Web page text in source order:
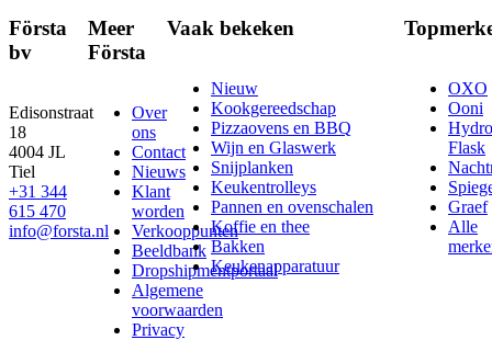
Första
bv
Edisonstraat
18
4004 JL
Tiel
+31 344
615 470
info@forsta.nl
Meer
Första
Over
ons
Contact
Nieuws
Klant
worden
Verkooppunten
Beeldbank
Dropshipmentportaal
Algemene
voorwaarden
Privacy
Vaak bekeken
Nieuw
Kookgereedschap
Pizzaovens en BBQ
Wijn en Glaswerk
Snijplanken
Keukentrolleys
Pannen en ovenschalen
Koffie en thee
Bakken
Keukenapparatuur
OXO
Ooni
Hydro
Flask
Graef
Alle